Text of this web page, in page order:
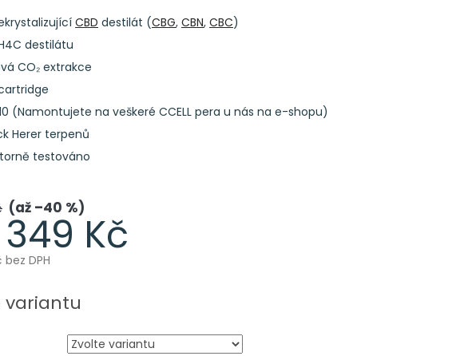
až –40 %
349 Kč
bez DPH
variantu
CBD destilát (CBG, CBN, CBC)
destilátu
CO₂ extrakce
(Namontujete na veškeré CCELL pera u nás na e-shopu)
Herer terpenů
testováno